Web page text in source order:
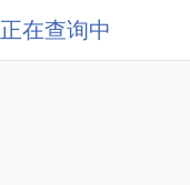
正在查询中